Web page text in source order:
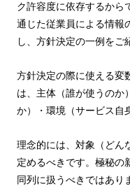
ク許容度に依存するから
通じた従業員による情報
し、方針決定の一例をご
方針決定の際に使える変
は、主体（誰が使うのか
か）・環境（サービス自
理念的には、対象（どん
定めるべきです。極秘の
同列に扱うべきではあり